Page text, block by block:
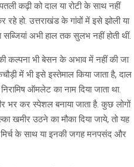
कढ़ी को दाल या रोटी के साथ नहीं
हो. उत्तराखंड के गांवों में इसे झोली या
अभी हाल तक सुलभ नहीं होती थीं.
की कल्पना भी बेसन के अभाव में नहीं की जा
में भी इसे इस्तेमाल किया जाता है, दाल
ऑमलेट का नाम दिया जाता था.
भर कर स्पेशल बनाया जाता है. कुछ लोगों
खमीर उठने का मौका दिया जाये, तो यह
मिर्च के साथ या इनकी जगह मनपसंद और